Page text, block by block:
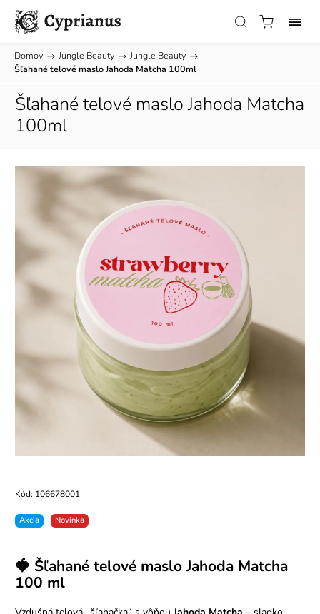
Domov / Jungle Beauty / Jungle Beauty /
Šľahané telové maslo Jahoda Matcha 100ml
Šľahané telové maslo Jahoda Matcha
100ml
Kód: 106678001
Akcia Novinka
🍓 Šľahané telové maslo Jahoda Matcha
100 ml